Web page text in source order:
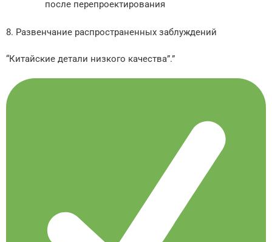
после перепроектирования
8. Развенчание распространенных заблуждений
“Китайские детали низкого качества”.”